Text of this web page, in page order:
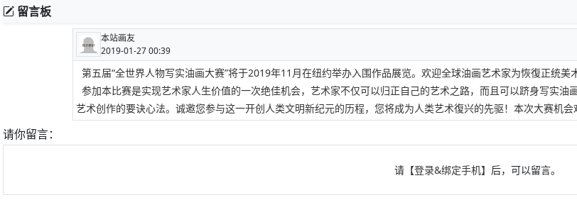
留言板
本站画友
2019-01-27 00:39
第五届“全世界人物写实油画大赛”将于2019年11月在纽约举办入围作品展览。欢迎全球油画艺术家为恢復正统美
参加本比赛是实现艺术家人生价值的一次绝佳机会，艺术家不仅可以归正自己的艺术之路，而且可以跻身写实
艺术创作的要诀心法。诚邀您参与这一开创人类文明新纪元的历程，您将成为人类艺术復兴的先驱！本次大赛机
请你留言：
请 【登录&绑定手机】 后，可以留言。